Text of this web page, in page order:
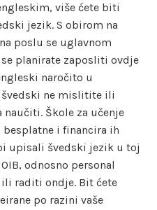
više ćete biti
jezik. S obirom na
poslu se uglavnom
planirate zaposliti ovdje
naročito u
ne mislitite ili
Škole za učenje
besplatne i financira ih
upisali švedski jezik u toj
odnosno personal
raditi ondje. Bit ćete
po razini vaše